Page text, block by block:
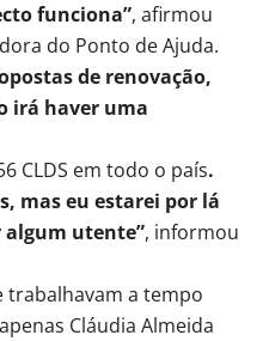
funciona”, afirmou
do Ponto de Ajuda.
de renovação,
irá haver uma
CLDS em todo o país.
mas eu estarei por lá
algum utente”, informou
trabalhavam a tempo
Cláudia Almeida